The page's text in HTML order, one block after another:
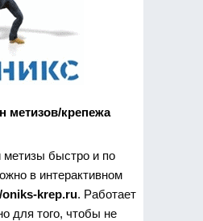
метизов/крепежа
метизы быстро и по
в интерактивном
krep.ru. Работает
для того, чтобы не